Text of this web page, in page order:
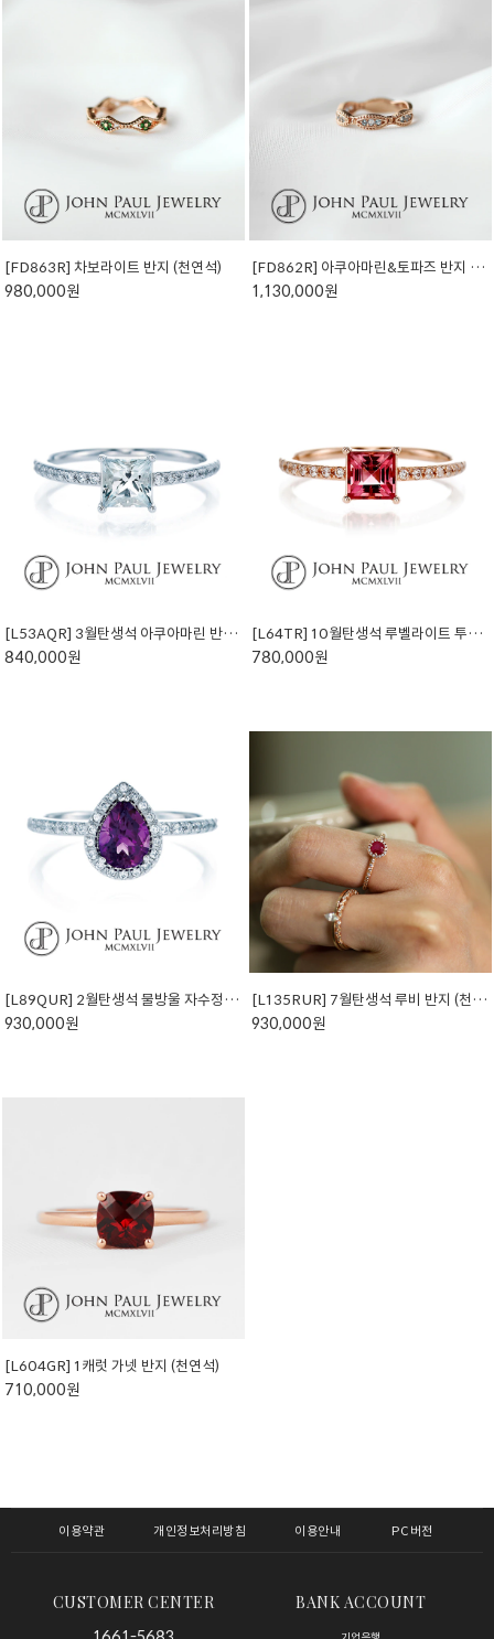
[FD863R] 차보라이트 반지 (천연석)
980,000원
[FD862R] 아쿠아마린&토파즈 반지 (천연석)
1,130,000원
[L53AQR] 3월탄생석 아쿠아마린 반지 (천연석)
840,000원
[L64TR] 10월탄생석 루벨라이트 투어멀린 반지 (천연석)
780,000원
[L89QUR] 2월탄생석 물방울 자수정 반지 (천연석)
930,000원
[L135RUR] 7월탄생석 루비 반지 (천연석)
930,000원
[L604GR] 1캐럿 가넷 반지 (천연석)
710,000원
이용약관 개인정보처리방침 이용안내 PC버전
CUSTOMER CENTER BANK ACCOUNT
기업은행